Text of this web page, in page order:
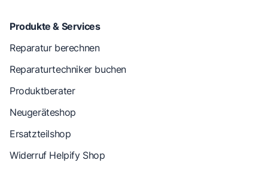
Produkte & Services
Reparatur berechnen
Reparaturtechniker buchen
Produktberater
Neugeräteshop
Ersatzteilshop
Widerruf Helpify Shop